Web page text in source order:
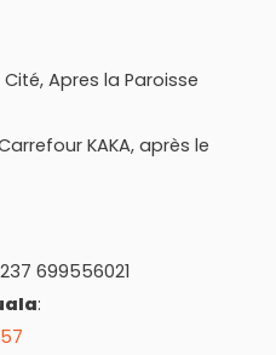
Cité, Apres la Paroisse
KAKA, après le
699556021
: